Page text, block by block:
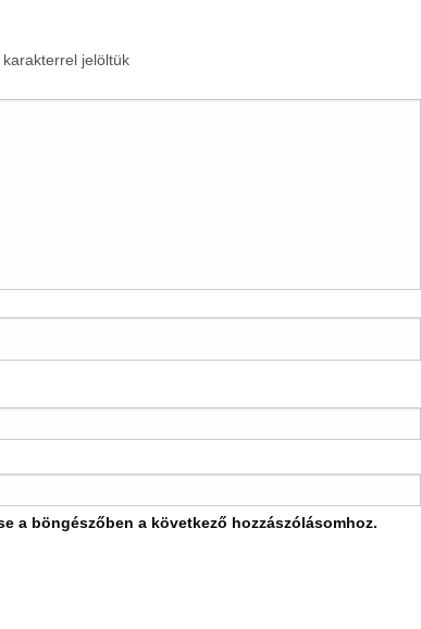
karakterrel jelöltük
a böngészőben a következő hozzászólásomhoz.